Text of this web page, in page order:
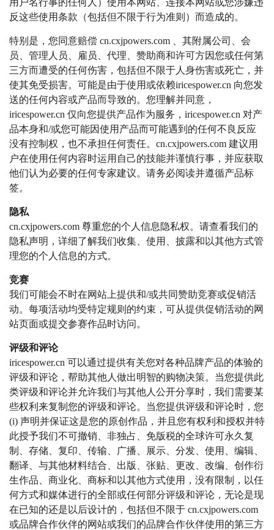
用户名行事的任何人）使用本网站、连接本网站或您涉嫌违
反这些使用条款（包括但不限于行为准则）而造成的。
特别是，您同意赔偿 cn.cxjpowers.com 、其附属公司、会
员、管理人员、雇员、代理、赞助商和许可方因您或任何第
三方而遭受的任何伤害，包括但不限于人身伤害或死亡，并
使其免受损害。可能是由于使用或依赖iricespower.cn 向您发
送的任何内容或产品而导致的。您理解并同意，
iricespower.cn 仅向您提供产品作为服务，iricespower.cn 对产
品本身和/或您可能因使用产品而可能遇到的任何不良反应
没有控制权，也不承担任何责任。cn.cxjpowers.com 建议用
户在使用任何内容时运用自己的技能并谨慎行事，并应获取
他们认为必要的任何专家建议。请务必阅读并遵循产品标
签。
隐私
cn.cxjpowers.com 尊重您的个人信息隐私权。请查看我们的
隐私声明，详细了解我们收集、使用、披露和以其他方式管
理您的个人信息的方式。
竞赛
我们可能会不时在网站上提供和/或共同赞助竞赛或促销活
动。 每项活动均受特定规则的约束，可从提供促销活动的网
站页面或提交参赛作品时访问。
评级和评论
iricespower.cn 可以通过提供有关您对各种品牌产品的体验的
评级和评论，帮助其他人做出明智的购物决策。当您提供此
类评级和评论并允许我们与其他人公开分享时，我们需要某
些权利来复制您的评级和评论。当您提供评级和评论时，您
(i) 声明并保证这是您的原创作品，并且您有权利和授权并特
此授予我们不可撤销、非独占、免版税的全球许可永久复
制、存储、复印、传输、广播、展示、分发、使用、编辑、
翻译、与其他材料结合、出版、张贴、更改、改编、创作衍
生作品、商业化、商标和以其他方式使用，没有限制，以任
何方式和媒体进行的全部或任何部分评级和评论，无论是现
在已知的还是以后设计的，包括但不限于 cn.cxjpowers.com
或品牌合作伙伴的网站或我们的品牌合作伙伴使用的第三方